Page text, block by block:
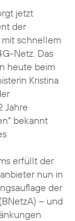
jetzt
der
mit schnellem
Netz. Das
heute beim
Kristina
Jahre
bekannt
erfüllt der
nun in
der
– und